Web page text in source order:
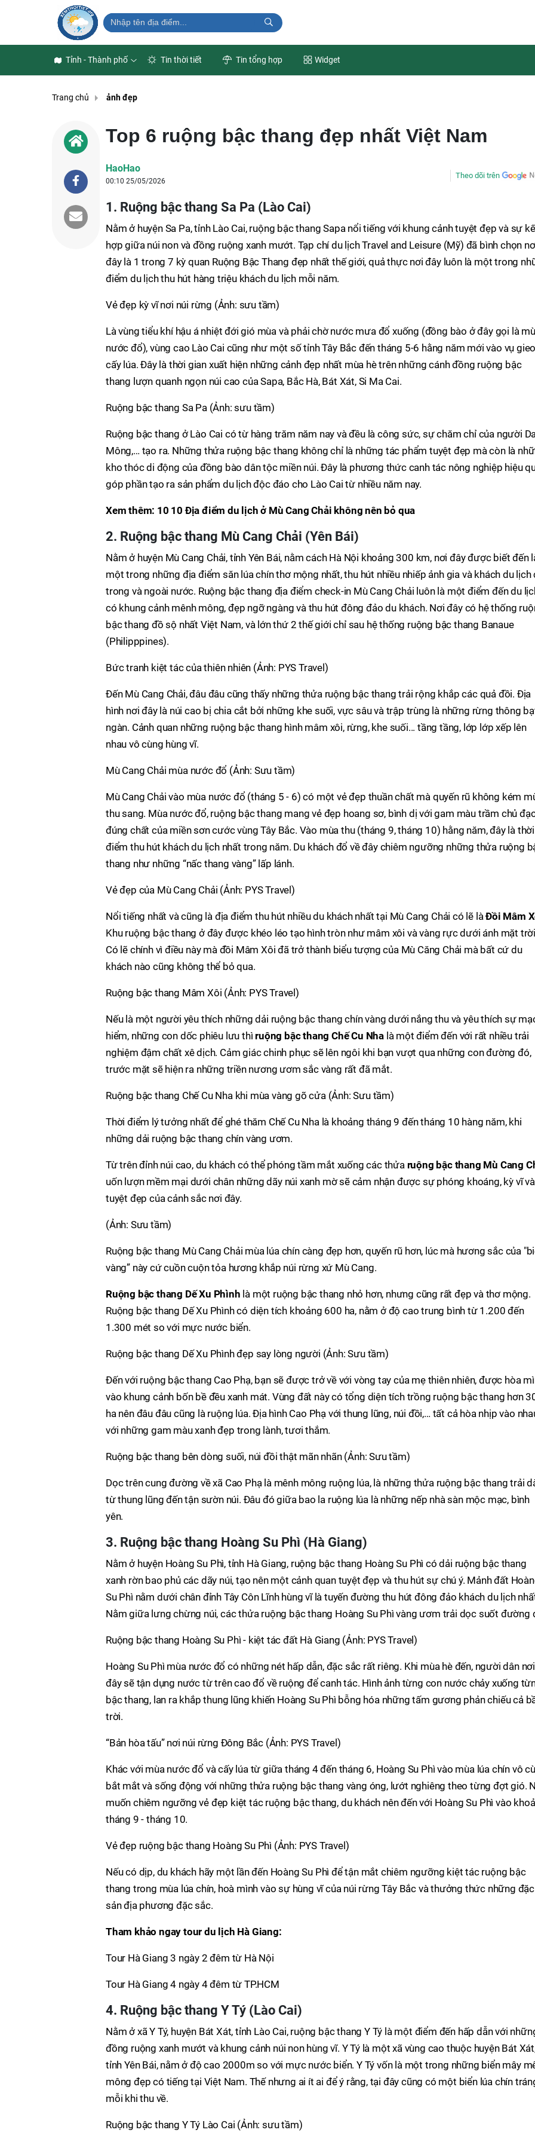
Tỉnh - Thành phố Tin thời tiết Tin tổng hợp Widget
Trang chủ ảnh đẹp
Top 6 ruộng bậc thang đẹp nhất Việt Nam
HaoHao
00:10 25/05/2026
Theo dõi trên
1. Ruộng bậc thang Sa Pa (Lào Cai)
Nằm ở huyện Sa Pa, tỉnh Lào Cai, ruộng bậc thang Sapa nổi tiếng với khung cảnh tuyệt đẹp và sự
hợp giữa núi non và đồng ruộng xanh mướt. Tạp chí du lịch Travel and Leisure (Mỹ) đã bình chọn
đây là 1 trong 7 kỳ quan Ruộng Bậc Thang đẹp nhất thế giới, quả thực nơi đây luôn là một trong
điểm du lịch thu hút hàng triệu khách du lịch mỗi năm.
Vẻ đẹp kỳ vĩ nơi núi rừng (Ảnh: sưu tầm)
Là vùng tiểu khí hậu á nhiệt đới gió mùa và phải chờ nước mưa đổ xuống (đồng bào ở đây gọi là
nước đổ), vùng cao Lào Cai cũng như một số tỉnh Tây Bắc đến tháng 5-6 hằng năm mới vào vụ gieo
cấy lúa. Đây là thời gian xuất hiện những cảnh đẹp nhất mùa hè trên những cánh đồng ruộng bậc
thang lượn quanh ngọn núi cao của Sapa, Bắc Hà, Bát Xát, Si Ma Cai.
Ruộng bậc thang Sa Pa (Ảnh: sưu tầm)
Ruộng bậc thang ở Lào Cai có từ hàng trăm năm nay và đều là công sức, sự chăm chỉ của người
Mông,… tạo ra. Những thửa ruộng bậc thang không chỉ là những tác phẩm tuyệt đẹp mà còn là
kho thóc di động của đồng bào dân tộc miền núi. Đây là phương thức canh tác nông nghiệp hiệu
góp phần tạo ra sản phẩm du lịch độc đáo cho Lào Cai từ nhiều năm nay.
Xem thêm: 10 10 Địa điểm du lịch ở Mù Cang Chải không nên bỏ qua
2. Ruộng bậc thang Mù Cang Chải (Yên Bái)
Nằm ở huyện Mù Cang Chải, tỉnh Yên Bái, nằm cách Hà Nội khoảng 300 km, nơi đây được biết đến
một trong những địa điểm săn lúa chín thơ mộng nhất, thu hút nhiều nhiếp ảnh gia và khách du lịch
trong và ngoài nước. Ruộng bậc thang địa điểm check-in Mù Cang Chải luôn là một điểm đến du
có khung cảnh mênh mông, đẹp ngỡ ngàng và thu hút đông đảo du khách. Nơi đây có hệ thống
bậc thang đồ sộ nhất Việt Nam, và lớn thứ 2 thế giới chỉ sau hệ thống ruộng bậc thang Banaue
(Philipppines).
Bức tranh kiệt tác của thiên nhiên (Ảnh: PYS Travel)
Đến Mù Cang Chải, đâu đâu cũng thấy những thửa ruộng bậc thang trải rộng khắp các quả đồi. Địa
hình nơi đây là núi cao bị chia cắt bởi những khe suối, vực sâu và trập trùng là những rừng thông
ngàn. Cảnh quan những ruộng bậc thang hình mâm xôi, rừng, khe suối... tầng tầng, lớp lớp xếp lên
nhau vô cùng hùng vĩ.
Mù Cang Chải mùa nước đổ (Ảnh: Sưu tầm)
Mù Cang Chải vào mùa nước đổ (tháng 5 - 6) có một vẻ đẹp thuần chất mà quyến rũ không kém
thu sang. Mùa nước đổ, ruộng bậc thang mang vẻ đẹp hoang sơ, bình dị với gam màu trầm chủ
đúng chất của miền sơn cước vùng Tây Bắc. Vào mùa thu (tháng 9, tháng 10) hằng năm, đây là thời
điểm thu hút khách du lịch nhất trong năm. Du khách đổ về đây chiêm ngưỡng những thửa ruộng
thang như những “nấc thang vàng” lấp lánh.
Vẻ đẹp của Mù Cang Chải (Ảnh: PYS Travel)
Nổi tiếng nhất và cũng là địa điểm thu hút nhiều du khách nhất tại Mù Cang Chải có lẽ làĐồi Mâm
Khu ruộng bậc thang ở đây được khéo léo tạo hình tròn như mâm xôi và vàng rực dưới ánh mặt
Có lẽ chính vì điều này mà đồi Mâm Xôi đã trở thành biểu tượng của Mù Căng Chải mà bất cứ du
khách nào cũng không thể bỏ qua.
Ruộng bậc thang Mâm Xôi (Ảnh: PYS Travel)
Nếu là một người yêu thích những dải ruộng bậc thang chín vàng dưới nắng thu và yêu thích sự
hiểm, những con dốc phiêu lưu thì ruộng bậc thang Chế Cu Nha là một điểm đến với rất nhiều trải
nghiệm đậm chất xê dịch. Cảm giác chinh phục sẽ lên ngôi khi bạn vượt qua những con đường đó,
trước mặt sẽ hiện ra những triền nương ươm sắc vàng rất đã mắt.
Ruộng bậc thang Chế Cu Nha khi mùa vàng gõ cửa (Ảnh: Sưu tầm)
Thời điểm lý tưởng nhất để ghé thăm Chế Cu Nha là khoảng tháng 9 đến tháng 10 hàng năm, khi
những dải ruộng bậc thang chín vàng ươm.
Từ trên đỉnh núi cao, du khách có thể phóng tầm mắt xuống các thửa ruộng bậc thang Mù Cang
uốn lượn mềm mại dưới chân những dãy núi xanh mờ sẽ cảm nhận được sự phóng khoáng, kỳ vĩ và
tuyệt đẹp của cảnh sắc nơi đây.
(Ảnh: Sưu tầm)
Ruộng bậc thang Mù Cang Chải mùa lúa chín càng đẹp hơn, quyến rũ hơn, lúc mà hương sắc của
vàng” này cứ cuồn cuộn tỏa hương khắp núi rừng xứ Mù Cang.
Ruộng bậc thang Dế Xu Phình là một ruộng bậc thang nhỏ hơn, nhưng cũng rất đẹp và thơ mộng.
Ruộng bậc thang Dế Xu Phình có diện tích khoảng 600 ha, nằm ở độ cao trung bình từ 1.200 đến
1.300 mét so với mực nước biển.
Ruộng bậc thang Dế Xu Phình đẹp say lòng người (Ảnh: Sưu tầm)
Đến với ruộng bậc thang Cao Phạ, bạn sẽ được trở về với vòng tay của mẹ thiên nhiên, được hòa
vào khung cảnh bốn bề đều xanh mát. Vùng đất này có tổng diện tích trồng ruộng bậc thang hơn
ha nên đâu đâu cũng là ruộng lúa. Địa hình Cao Phạ với thung lũng, núi đồi,… tất cả hòa nhịp vào
với những gam màu xanh đẹp trong lành, tươi thắm.
Ruộng bậc thang bên dòng suối, núi đồi thật mãn nhãn (Ảnh: Sưu tầm)
Dọc trên cung đường về xã Cao Phạ là mênh mông ruộng lúa, là những thửa ruộng bậc thang trải
từ thung lũng đến tận sườn núi. Đâu đó giữa bao la ruộng lúa là những nếp nhà sàn mộc mạc, bình
yên.
3. Ruộng bậc thang Hoàng Su Phì (Hà Giang)
Nằm ở huyện Hoàng Su Phì, tỉnh Hà Giang, ruộng bậc thang Hoàng Su Phì có dải ruộng bậc thang
xanh rờn bao phủ các dãy núi, tạo nên một cảnh quan tuyệt đẹp và thu hút sự chú ý. Mảnh đất
Su Phì nằm dưới chân đỉnh Tây Côn Lĩnh hùng vĩ là tuyến đường thu hút đông đảo khách du lịch
Nằm giữa lưng chừng núi, các thửa ruộng bậc thang Hoàng Su Phì vàng ươm trải dọc suốt đường
Ruộng bậc thang Hoàng Su Phì - kiệt tác đất Hà Giang (Ảnh: PYS Travel)
Hoàng Su Phì mùa nước đổ có những nét hấp dẫn, đặc sắc rất riêng. Khi mùa hè đến, người dân nơi
đây sẽ tận dụng nước từ trên cao đổ về ruộng để canh tác. Hình ảnh từng con nước chảy xuống
bậc thang, lan ra khắp thung lũng khiến Hoàng Su Phì bỗng hóa những tấm gương phản chiếu cả
trời.
“Bản hòa tấu” nơi núi rừng Đông Bắc (Ảnh: PYS Travel)
Khác với mùa nước đổ và cấy lúa từ giữa tháng 4 đến tháng 6, Hoàng Su Phì vào mùa lúa chín vô
bắt mắt và sống động với những thửa ruộng bậc thang vàng óng, lướt nghiêng theo từng đợt gió.
muốn chiêm ngưỡng vẻ đẹp kiệt tác ruộng bậc thang, du khách nên đến với Hoàng Su Phì vào
tháng 9 - tháng 10.
Vẻ đẹp ruộng bậc thang Hoàng Su Phì (Ảnh: PYS Travel)
Nếu có dịp, du khách hãy một lần đến Hoàng Su Phì để tận mắt chiêm ngưỡng kiệt tác ruộng bậc
thang trong mùa lúa chín, hoà mình vào sự hùng vĩ của núi rừng Tây Bắc và thưởng thức những đặc
sản địa phương đặc sắc.
Tham khảo ngay tour du lịch Hà Giang:
Tour Hà Giang 3 ngày 2 đêm từ Hà Nội
Tour Hà Giang 4 ngày 4 đêm từ TP.HCM
4. Ruộng bậc thang Y Tý (Lào Cai)
Nằm ở xã Y Tý, huyện Bát Xát, tỉnh Lào Cai, ruộng bậc thang Y Tý là một điểm đến hấp dẫn với
đồng ruộng xanh mướt và khung cảnh núi non hùng vĩ. Y Tý là một xã vùng cao thuộc huyện Bát
tỉnh Yên Bái, nằm ở độ cao 2000m so với mực nước biển. Y Tý vốn là một trong những biển mây
mông đẹp có tiếng tại Việt Nam. Thế nhưng ai ít ai để ý rằng, tại đây cũng có một biển lúa chín
mỗi khi thu về.
Ruộng bậc thang Y Tý Lào Cai (Ảnh: sưu tầm)